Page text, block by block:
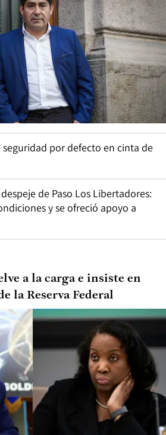
por defecto en cinta de
de Paso Los Libertadores:
y se ofreció apoyo a
a la carga e insiste en
la Reserva Federal